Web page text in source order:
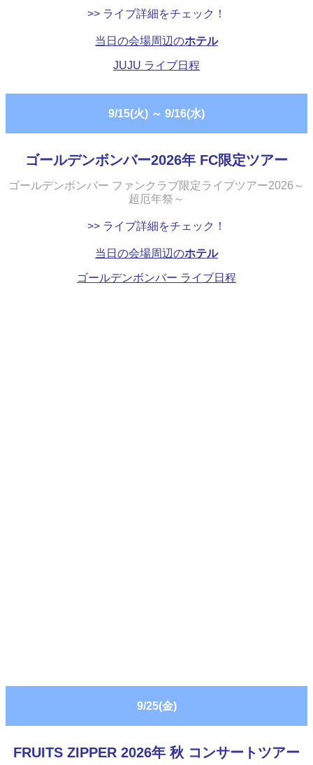
>> ライブ詳細をチェック！
当日の会場周辺のホテル
JUJU ライブ日程
9/15(火) ～ 9/16(水)
ゴールデンボンバー2026年 FC限定ツアー
ゴールデンボンバー ファンクラブ限定ライブツアー2026～
超厄年祭～
>> ライブ詳細をチェック！
当日の会場周辺のホテル
ゴールデンボンバー ライブ日程
9/25(金)
FRUITS ZIPPER 2026年 秋 コンサートツアー